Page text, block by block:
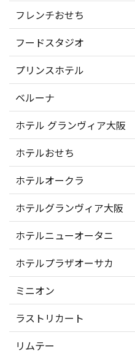
フレンチおせち
フードスタジオ
プリンスホテル
ベルーナ
ホテル グランヴィア大阪
ホテルおせち
ホテルオークラ
ホテルグランヴィア大阪
ホテルニューオータニ
ホテルプラザオーサカ
ミニオン
ラストリカート
リムテー